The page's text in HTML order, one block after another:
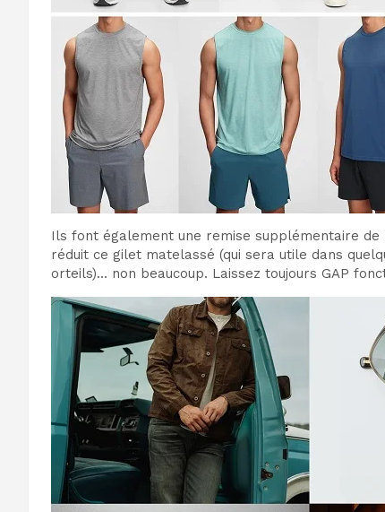
Ils font également une remise supplémentaire de
réduit ce gilet matelassé (qui sera utile dans
orteils)… non beaucoup. Laissez toujours GAP